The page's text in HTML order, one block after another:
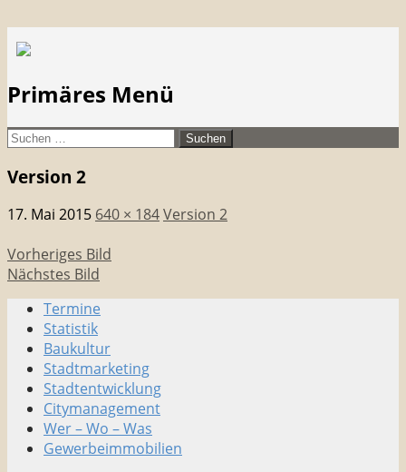
citymanager.de®
Primäres Menü
Zum
springen
Suchen
Version 2
17. Mai 2015 640 × 184Version 2
Vorheriges Bild
Nächstes Bild
Stadtmarketing • Quartiersmanagement
Termine
Statistik
Baukultur
Stadtmarketing
Stadtentwicklung
Citymanagement
Wer – Wo – Was
Gewerbeimmobilien